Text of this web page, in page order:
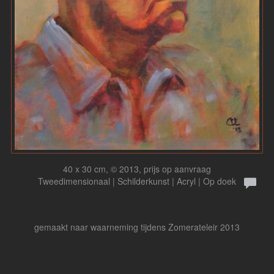
40 x 30 cm, © 2013, prijs op aanvraag
Tweedimensionaal | Schilderkunst | Acryl | Op doek
gemaakt naar waarneming tijdens Zomerateleir 2013